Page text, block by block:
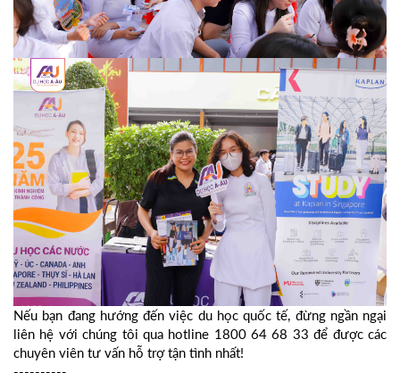
Nếu bạn đang hướng đến việc du học quốc tế, đừng ngần ngại
liên hệ với chúng tôi qua hotline 1800 64 68 33 để được các
chuyên viên tư vấn hỗ trợ tận tình nhất!
----------